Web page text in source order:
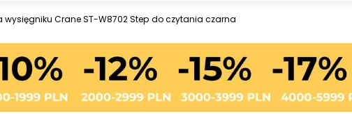
Crane ST-W8702 Step do czytania czarna